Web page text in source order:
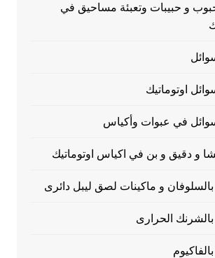
حبوب و حبيبات وتعبئة مساحيق في
اوتوماتيك
سوائل في عبوات وأكياس
و دقيق و بن في اكياس اوتوماتيك
و ماكينات لصق ليبل دائرى
الحرارى